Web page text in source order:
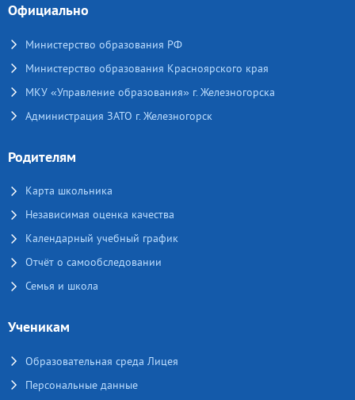
Официально
Министерство образования РФ
Министерство образования Красноярского края
МКУ «Управление образования» г. Железногорска
Администрация ЗАТО г. Железногорск
Родителям
Карта школьника
Независимая оценка качества
Календарный учебный график
Отчёт о самообследовании
Семья и школа
Ученикам
Образовательная среда Лицея
Персональные данные